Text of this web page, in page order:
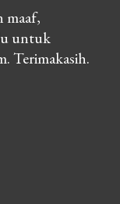
maaf,
untuk
Terimakasih.